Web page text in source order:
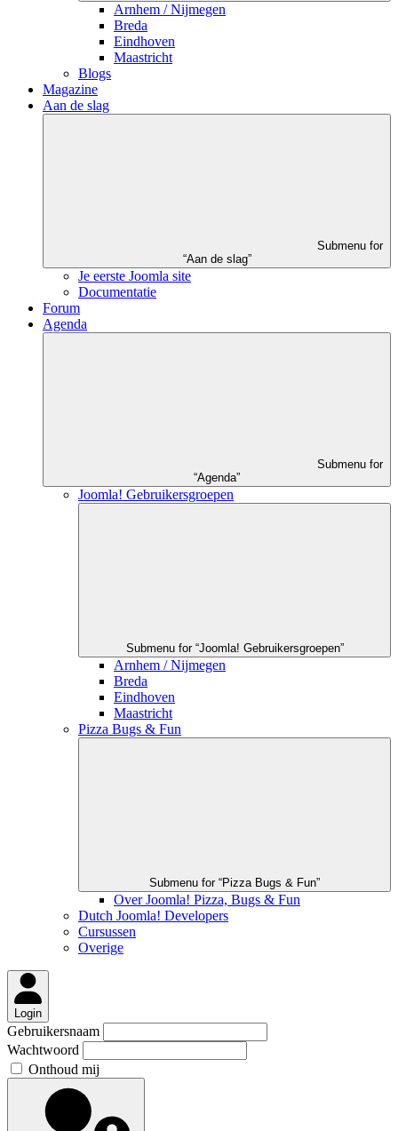
Arnhem / Nijmegen
Breda
Eindhoven
Maastricht
Blogs
Magazine
Aan de slag
Submenu for
“Aan de slag”
Je eerste Joomla site
Documentatie
Forum
Agenda
Submenu for
“Agenda”
Joomla! Gebruikersgroepen
Submenu for “Joomla! Gebruikersgroepen”
Arnhem / Nijmegen
Breda
Eindhoven
Maastricht
Pizza Bugs & Fun
Submenu for “Pizza Bugs & Fun”
Over Joomla! Pizza, Bugs & Fun
Dutch Joomla! Developers
Cursussen
Overige
Login
Gebruikersnaam
Wachtwoord
Onthoud mij